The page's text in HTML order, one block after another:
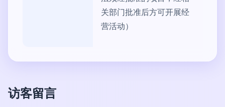
关部门批准后方可开展经
营活动）
访客留言